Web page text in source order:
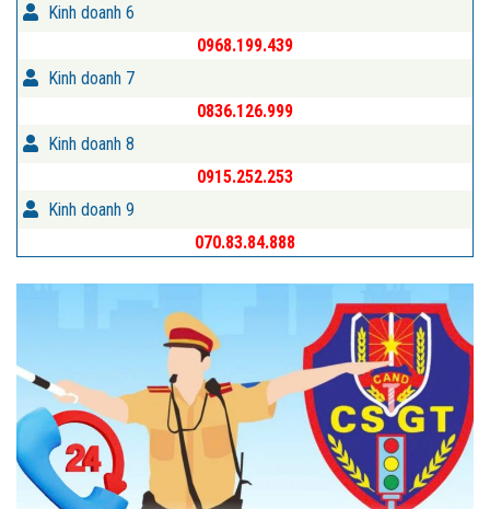
Kinh doanh 6
0968.199.439
Kinh doanh 7
0836.126.999
Kinh doanh 8
0915.252.253
Kinh doanh 9
070.83.84.888